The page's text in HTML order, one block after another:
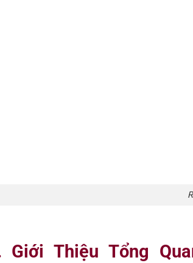
Giới Thiệu Tổng